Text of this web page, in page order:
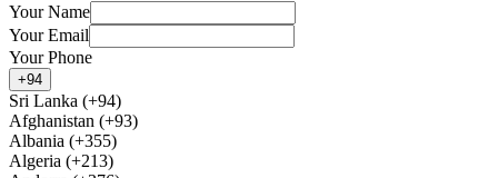
Your Name
Your Email
Your Phone
+94
Sri Lanka (+94)
Afghanistan (+93)
Albania (+355)
Algeria (+213)